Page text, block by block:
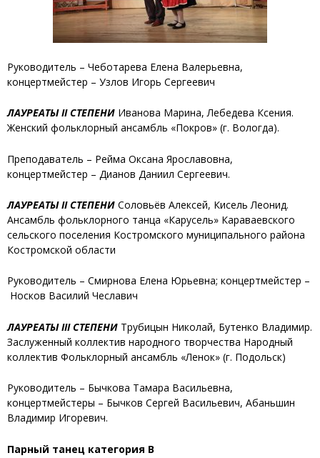
Руководитель – Чеботарева Елена Валерьевна,
концертмейстер – Узлов Игорь Сергеевич
ЛАУРЕАТЫ II СТЕПЕНИ Иванова Марина, Лебедева Ксения.
Женский фольклорный ансамбль «Покров» (г. Вологда).
Преподаватель – Рейма Оксана Ярославовна,
концертмейстер – Дианов Даниил Сергеевич.
ЛАУРЕАТЫ II СТЕПЕНИ Соловьёв Алексей, Кисель Леонид.
Ансамбль фольклорного танца «Карусель» Караваевского
сельского поселения Костромского муниципального района
Костромской области
Руководитель – Смирнова Елена Юрьевна; концертмейстер –
Носков Василий Чеславич
ЛАУРЕАТЫ III СТЕПЕНИ Трубицын Николай, Бутенко Владимир.
Заслуженный коллектив народного творчества Народный
коллектив Фольклорный ансамбль «Ленок» (г. Подольск)
Руководитель – Бычкова Тамара Васильевна,
концертмейстеры – Бычков Сергей Васильевич, Абаньшин
Владимир Игоревич.
Парный танец категория В